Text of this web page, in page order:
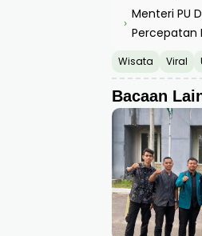
›
Menteri PU
Percepatan
Wisata Viral
Bacaan